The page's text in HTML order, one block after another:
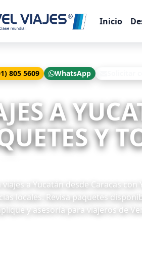
Inicio
805 5609 WhatsApp
A
Y
viajes a Yucatán desde Caracas
locales. Revisa paquetes
y asesoría para viajeros de